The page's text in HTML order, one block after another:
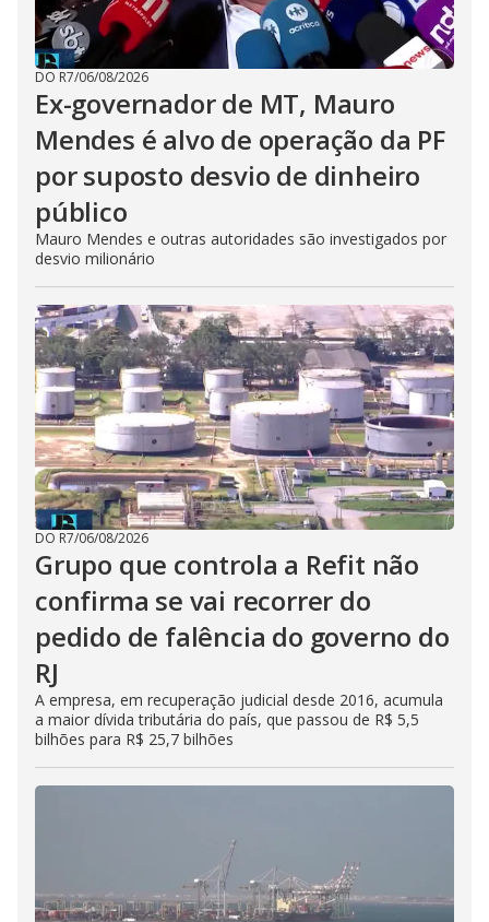
DO R7/06/08/2026
Ex-governador de MT, Mauro
Mendes é alvo de operação da PF
por suposto desvio de dinheiro
público
Mauro Mendes e outras autoridades são investigados por
desvio milionário
DO R7/06/08/2026
Grupo que controla a Refit não
confirma se vai recorrer do
pedido de falência do governo do
RJ
A empresa, em recuperação judicial desde 2016, acumula
a maior dívida tributária do país, que passou de R$ 5,5
bilhões para R$ 25,7 bilhões